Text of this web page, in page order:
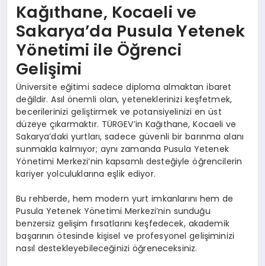
Kağıthane, Kocaeli ve
Sakarya’da Pusula Yetenek
Yönetimi ile Öğrenci
Gelişimi
Üniversite eğitimi sadece diploma almaktan ibaret
değildir. Asıl önemli olan, yeteneklerinizi keşfetmek,
becerilerinizi geliştirmek ve potansiyelinizi en üst
düzeye çıkarmaktır. TÜRGEV’in Kağıthane, Kocaeli ve
Sakarya’daki yurtları, sadece güvenli bir barınma alanı
sunmakla kalmıyor; aynı zamanda Pusula Yetenek
Yönetimi Merkezi’nin kapsamlı desteğiyle öğrencilerin
kariyer yolculuklarına eşlik ediyor.
Bu rehberde, hem modern yurt imkanlarını hem de
Pusula Yetenek Yönetimi Merkezi’nin sunduğu
benzersiz gelişim fırsatlarını keşfedecek, akademik
başarının ötesinde kişisel ve profesyonel gelişiminizi
nasıl destekleyebileceğinizi öğreneceksiniz.